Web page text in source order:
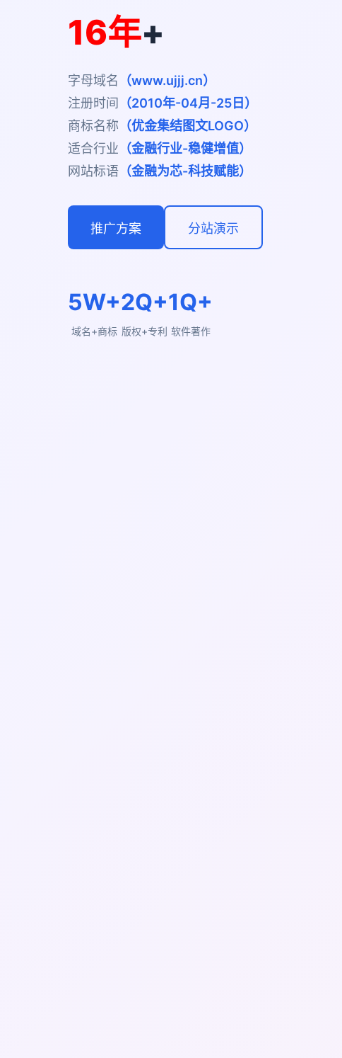
16年+
字母域名 （www.ujjj.cn）
注册时间
（2010年-04月-25日）
商标名称 （优金集结图文LOGO）
适合行业 （金融行业-稳健增值）
网站标语 （金融为芯-科技赋能）
推广方案 分站演示
5W+
域名+商标
2Q+
版权+专利
1Q+
软件著作